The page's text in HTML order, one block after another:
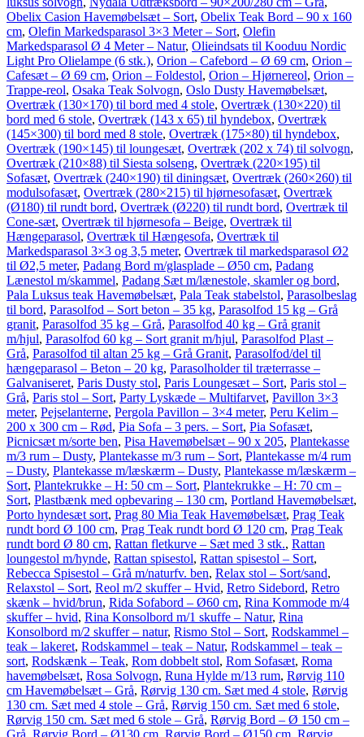
Obelix Casion Havemøbelsæt – Sort, Obelix Teak Bord – 90 x 160
cm, Olefin Markedsparasol 3×3 Meter – Sort, Olefin
Markedsparasol Ø 4 Meter – Natur, Olieindsats til Kooduu Nordic
Light Pro Olielampe (6 stk.), Orion – Cafebord – Ø 69 cm, Orion –
Cafesæt – Ø 69 cm, Orion – Foldestol, Orion – Hjørnereol, Orion –
Trappe-reol, Osaka Teak Solvogn, Oslo Dusty Havemøbelsæt,
Overtræk (130×170) til bord med 4 stole, Overtræk (130×220) til
bord med 6 stole, Overtræk (143 x 65) til hyndebox, Overtræk
(145×300) til bord med 8 stole, Overtræk (175×80) til hyndebox,
Overtræk (190×145) til loungesæt, Overtræk (202 x 74) til solvogn,
Overtræk (210×88) til Siesta solseng, Overtræk (220×195) til
Sofasæt, Overtræk (240×190) til diningsæt, Overtræk (260×260) til
modulsofasæt, Overtræk (280×215) til hjørnesofasæt, Overtræk
(Ø180) til rundt bord, Overtræk (Ø220) til rundt bord, Overtræk til
Cone-sæt, Overtræk til hjørnesofa – Beige, Overtræk til
Hængeparasol, Overtræk til Hængesofa, Overtræk til
Markedsparasol 3×3 og 3,5 meter, Overtræk til markedsparasol Ø2
til Ø2,5 meter, Padang Bord m/glasplade – Ø50 cm, Padang
Lænestol m/skammel, Padang Sæt m/lænestole, skamler og bord,
Pala Luksus teak Havemøbelsæt, Pala Teak stabelstol, Parasolbeslag
til bord, Parasolfod – Sort beton – 35 kg, Parasolfod 15 kg – Grå
granit, Parasolfod 35 kg – Grå, Parasolfod 40 kg – Grå granit
m/hjul, Parasolfod 60 kg – Sort granit m/hjul, Parasolfod Plast –
Grå, Parasolfod til altan 25 kg – Grå Granit, Parasolfod/del til
hængeparasol – Beton – 20 kg, Parasolholder til træterrasse –
Galvaniseret, Paris Dusty stol, Paris Loungesæt – Sort, Paris stol –
Grå, Paris stol – Sort, Party Lyskæde – Multifarvet, Pavillon 3×3
meter, Pejselanterne, Pergola Pavillon – 3×4 meter, Peru Kelim –
200 x 300 cm – Rød, Pia Sofa – 3 pers. – Sort, Pia Sofasæt,
Picnicsæt m/sorte ben, Pisa Havemøbelsæt – 90 x 205, Plantekasse
m/3 rum – Dusty, Plantekasse m/3 rum – Sort, Plantekasse m/4 rum
– Dusty, Plantekasse m/læskærm – Dusty, Plantekasse m/læskærm –
Sort, Plantekrukke – H: 50 cm – Sort, Plantekrukke – H: 70 cm –
Sort, Plastbænk med opbevaring – 130 cm, Portland Havemøbelsæt,
Porto hyndesæt sort, Prag 80 Mia Teak Havemøbelsæt, Prag Teak
rundt bord Ø 100 cm, Prag Teak rundt bord Ø 120 cm, Prag Teak
rundt bord Ø 80 cm, Rattan fletkurve – Sæt med 3 stk., Rattan
loungestol m/hynde, Rattan spisestol, Rattan spisestol – Sort,
Rebecca Spisestol – Grå m/naturfv. ben, Relax stol – Sort/sand,
Relaxstol – Sort, Reol m/2 skuffer – Hvid, Retro Sidebord, Retro
skænk – hvid/brun, Rida Sofabord – Ø60 cm, Rina Kommode m/4
skuffer – hvid, Rina Konsolbord m/1 skuffe – Natur, Rina
Konsolbord m/2 skuffer – natur, Rismo Stol – Sort, Rodskammel –
teak – lakeret, Rodskammel – teak – Natur, Rodskammel – teak –
sort, Rodskænk – Teak, Rom dobbelt stol, Rom Sofasæt, Roma
havemøbelsæt, Rosa Solvogn, Runa Hylde m/13 rum, Rørvig 110
cm Havemøbelsæt – Grå, Rørvig 130 cm. Sæt med 4 stole, Rørvig
130 cm. Sæt med 4 stole – Grå, Rørvig 150 cm. Sæt med 6 stole,
Rørvig 150 cm. Sæt med 6 stole – Grå, Rørvig Bord – Ø 150 cm –
Grå, Rørvig Bord – Ø130 cm, Rørvig Bord – Ø150 cm, Rørvig